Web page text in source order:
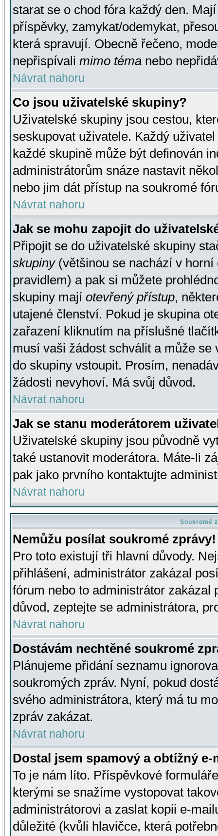
starat se o chod fóra každý den.
příspěvky, zamykat/odemykat,
která spravují. Obecně řečeno,
nepřispívali mimo téma nebo
Návrat nahoru
Co jsou uživatelské skupiny?
Uživatelské skupiny jsou cestou,
seskupovat uživatele. Každý
každé skupině může být definován
administrátorům snáze nastavit
nebo jim dát přístup na soukromé
Návrat nahoru
Jak se mohu zapojit do
Připojit se do uživatelské skupiny
skupiny(většinou se nachází v horní
pravidlem) a pak si můžete
skupiny mají otevřený přístup,
utajené členství. Pokud je skupina
zařazení kliknutím na příslušné
musí vaši žádost schválit a může se
do skupiny vstoupit. Prosím,
žádosti nevyhoví. Má svůj důvod.
Návrat nahoru
Jak se stanu moderátorem
Uživatelské skupiny jsou původně
také ustanovit moderátora. Máte-li
pak jako prvního kontaktujte
Návrat nahoru
Soukromé
Nemůžu posílat soukromé zprávy!
Pro toto existují tři hlavní důvody.
přihlášení, administrátor zakázal
fórum nebo to administrátor zakázal
důvod, zeptejte se administrátora,
Návrat nahoru
Dostávám nechtěné soukromé
Plánujeme přidání seznamu
soukromých zpráv. Nyní, pokud
svého administrátora, který má tu
zpráv zakázat.
Návrat nahoru
Dostal jsem spamový a obtížný
To je nám líto. Příspěvkové
kterými se snažíme vystopovat
administrátorovi a zaslat kopii e-
důležité (kvůli hlavičce, která